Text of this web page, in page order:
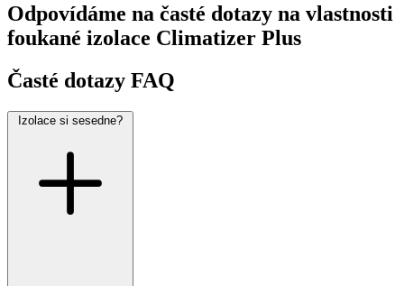
Odpovídáme na časté dotazy na vlastnosti
foukané izolace Climatizer Plus
Časté dotazy FAQ
Izolace si sesedne?